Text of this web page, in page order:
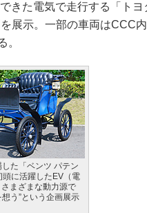
きた電気で走行する「トヨ
展示。一部の車両はCCC内
。
た「ベンツ パテン
頭に活躍したEV（電
まざまな動力源で
う”という企画展示